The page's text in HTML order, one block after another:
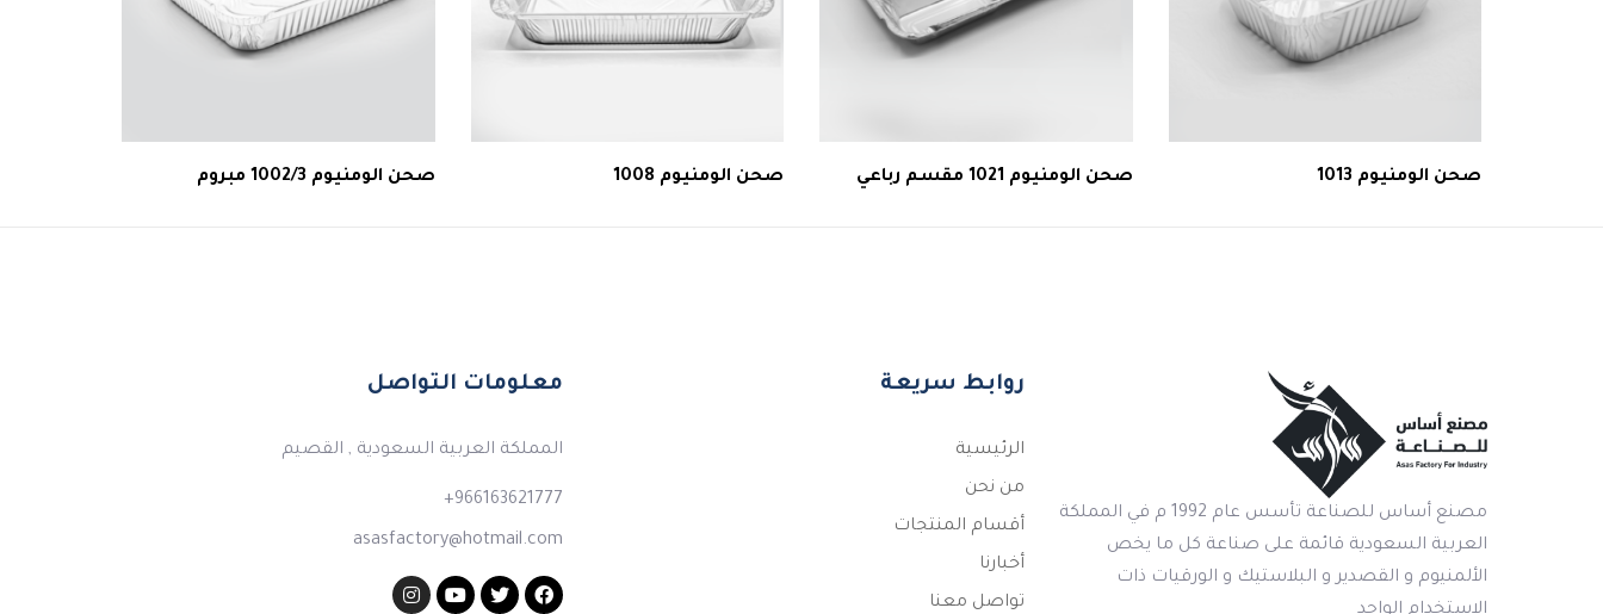
صحن الومنيوم 1013 صحن الومنيوم 1021 مقسم رباعي صحن الومنيوم 1008 صحن الومنيوم 1002/3 مبروم
مصنع أساس للصناعة تأسس عام 1992 م في المملكة
العربية السعودية قائمة على صناعة كل ما يخص
الألمنيوم و القصدير و البلاستيك و الورقيات ذات
روابط سريعة
الرئيسية
من نحن
أقسام المنتجات
أخبارنا
تواصل معنا
معلومات التواصل
المملكة العربية السعودية , القصيم
966163621777+
asasfactory@hotmail.com